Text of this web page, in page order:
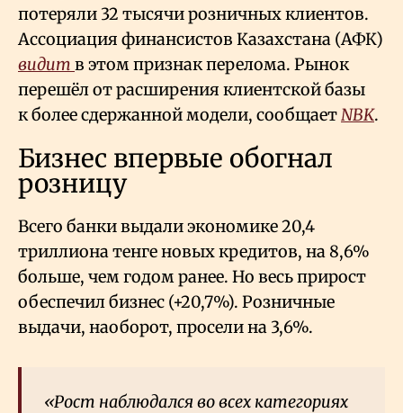
потеряли 32 тысячи розничных клиентов.
Ассоциация финансистов Казахстана (АФК)
видит в этом признак перелома. Рынок
перешёл от расширения клиентской базы
к более сдержанной модели, сообщает NBK.
Бизнес впервые обогнал
розницу
Всего банки выдали экономике 20,4
триллиона тенге новых кредитов, на 8,6%
больше, чем годом ранее. Но весь прирост
обеспечил бизнес (+20,7%). Розничные
выдачи, наоборот, просели на 3,6%.
«Рост наблюдался во всех категориях